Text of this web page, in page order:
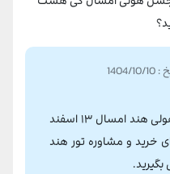
10
سلام وقت بخیر جشن هولی هند امسال ۱۳ اسفند
برای خرید و مشاوره تور هند